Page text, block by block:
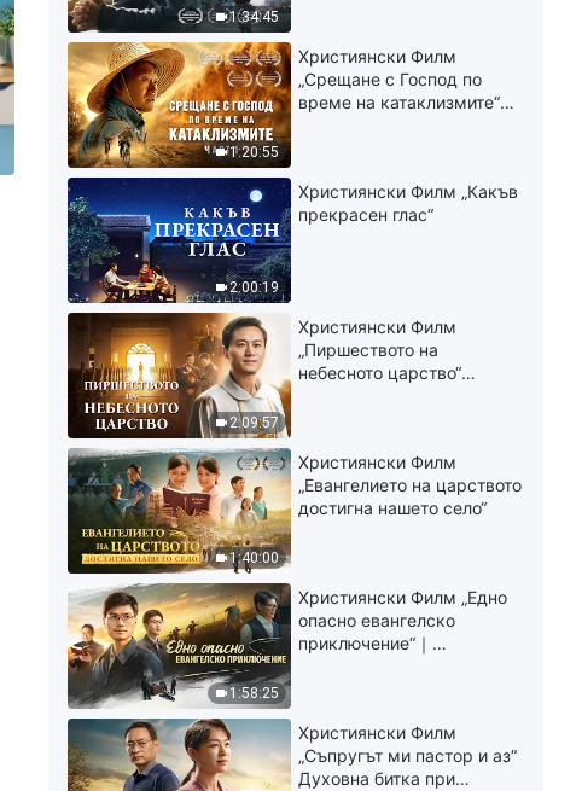
1:34:45
1:20:55
Християнски Филм
„Срещане с Господ по
време на катаклизмите“
2:00:19
Християнски Филм „Какъв
прекрасен глас“
2:09:57
Християнски Филм
„Пиршеството на
небесното царство“
1:40:00
Християнски Филм
„Евангелието на царството
достигна нашето село“
1:58:25
Християнски Филм „Едно
опасно евангелско
приключение“｜
Исус
Християнски Филм
„Съпругът ми пастор и аз“
Духовна битка при